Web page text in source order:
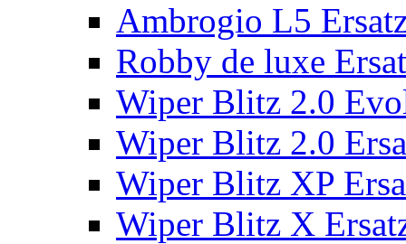
Ambrogio L5
Robby de luxe
Wiper Blitz 2.0
Wiper Blitz 2.0
Wiper Blitz XP
Wiper Blitz X